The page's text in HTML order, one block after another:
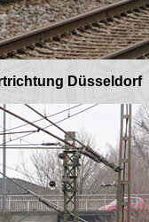
Düsseldorf